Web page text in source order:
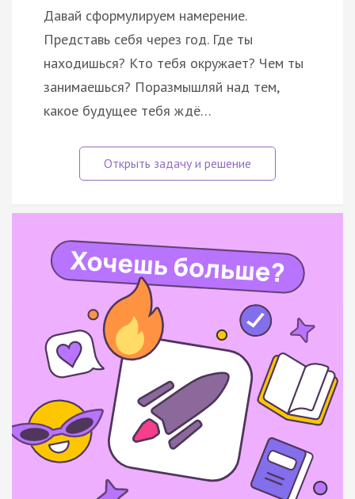
Давай сформулируем намерение.
Представь себя через год. Где ты
находишься? Кто тебя окружает? Чем ты
занимаешься? Поразмышляй над тем,
какое будущее тебя ждё…